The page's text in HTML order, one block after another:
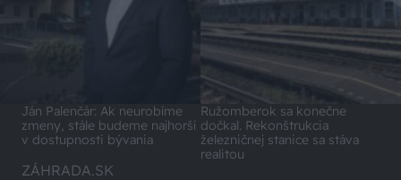
Ján Palenčár: Ak neurobíme
zmeny, stále budeme najhorší
v dostupnosti bývania
Ružomberok sa konečne
dočkal. Rekonštrukcia
železničnej stanice sa stáva
realitou
ZÁHRADA.SK